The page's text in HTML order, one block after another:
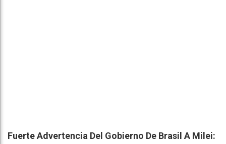
Fuerte Advertencia Del Gobierno De Brasil A Milei: